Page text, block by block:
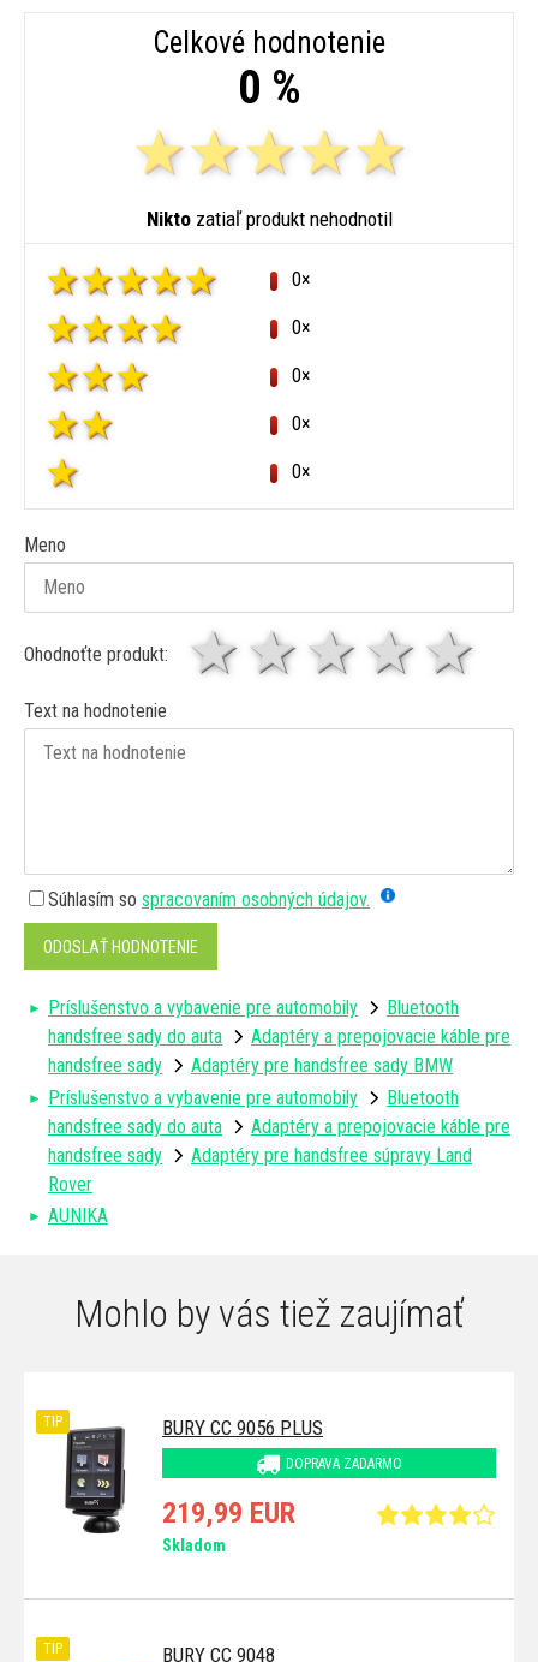
Celkové hodnotenie
0 %
Niktozatiaľ produkt nehodnotil
0×
0×
0×
0×
0×
Meno
Ohodnoťte produkt: 4
3
2 hviezdy
1 hviezda
Text na hodnotenie
Súhlasím so spracovaním osobných údajov.
ODOSLAŤ HODNOTENIE
Príslušenstvo a vybavenie pre automobily
Bluetooth
handsfree sady do auta
Adaptéry a prepojovacie káble pre
handsfree sady
Adaptéry pre handsfree sady BMW
Príslušenstvo a vybavenie pre automobily
Bluetooth
handsfree sady do auta
Adaptéry a prepojovacie káble pre
handsfree sady
Adaptéry pre handsfree súpravy Land
Rover
AUNIKA
Mohlo by vás tiež zaujímať
BURY CC 9056 PLUS
DOPRAVA ZADARMO
TIP
219,99 EUR
Skladom
BURY CC 9048
TIP